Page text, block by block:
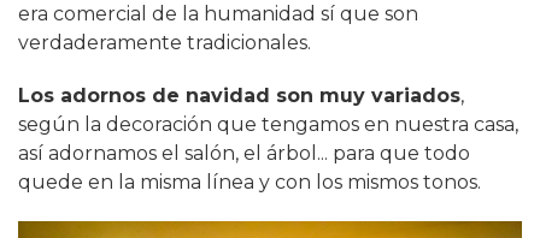
era comercial de la humanidad sí que son
verdaderamente tradicionales.
Los adornos de navidad son muy variados,
según la decoración que tengamos en nuestra casa,
así adornamos el salón, el árbol... para que todo
quede en la misma línea y con los mismos tonos.